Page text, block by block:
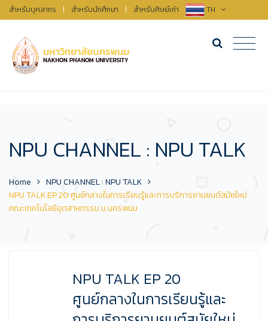
สำหรับบุคลากร | สำหรับนักศึกษา | สำหรับศิษย์เก่า TH
NPU CHANNEL : NPU TALK
Home
NPU CHANNEL : NPU TALK
NPU TALK EP 20 ศูนย์กลางในการเรียนรู้และการบริการยานยนต์สมัยใหม่
คณะเทคโนโลยีอุตสาหกรรม ม.นครพนม
NPU TALK EP 20
ศูนย์กลางในการเรียนรู้และ